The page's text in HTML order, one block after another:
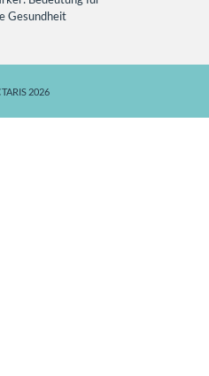
Gesundheit
2026